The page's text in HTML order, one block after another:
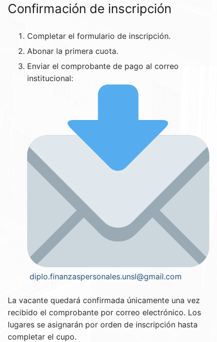
Confirmación de inscripción
Completar el formulario de inscripción.
Abonar la primera cuota.
Enviar el comprobante de pago al correo
institucional:
diplo.finanzaspersonales.unsl@gmail.com
La vacante quedará confirmada únicamente una vez
recibido el comprobante por correo electrónico. Los
lugares se asignarán por orden de inscripción hasta
completar el cupo.